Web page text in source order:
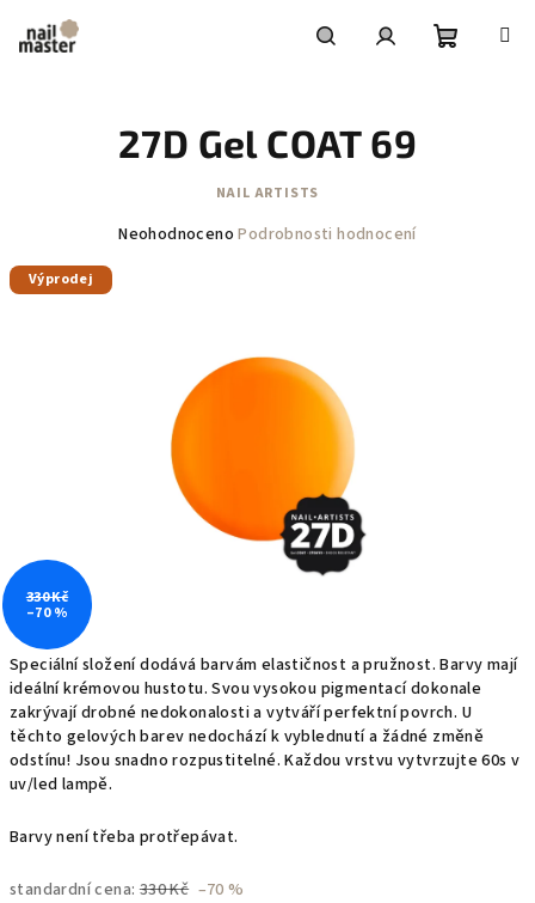
obsah
Speciální složení dodává barvám elastičnost a pružnost. Barvy mají
ideální krémovou hustotu. Svou vysokou pigmentací dokonale
zakrývají drobné nedokonalosti a vytváří perfektní povrch. U
těchto gelových barev nedochází k vyblednutí a žádné změně
odstínu! Jsou snadno rozpustitelné. Každou vrstvu vytvrzujte 60s v
uv/led lampě.
Barvy není třeba protřepávat.
standardní cena: 330 Kč –70 %
27D Gel COAT 69
NAIL ARTISTS
Průměrné
hvězdiček.
Neohodnoceno Podrobnosti hodnocení
Výprodej
330 Kč
–70 %